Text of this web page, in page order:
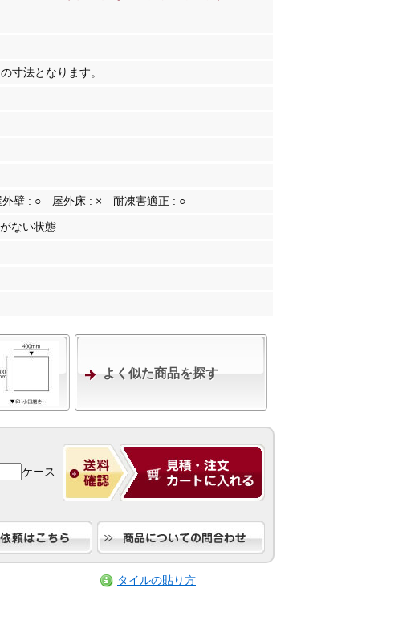
寸法となります。
外壁 : ○ 屋外床 : × 耐凍害適正 : ○
ない状態
よく似た商品を探す
ケース
タイルの貼り方